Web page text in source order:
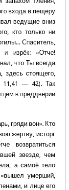
входа в пещеру
ведущие вниз
кто только ни
Спаситель,
изрёк: «Отче!
что Ты всегда
стоящего,
11,41 — 42). Так
в преддверии
гряди вон». Кто
жертву, исторг
возвратиться
звезде, чем
а самоё тело
умерший,
и лице его